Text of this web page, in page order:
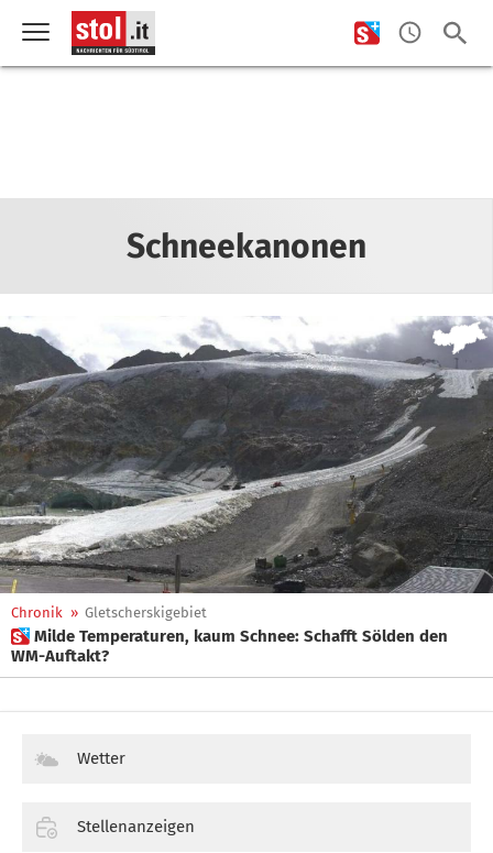
Schneekanonen
Chronik » Gletscherskigebiet
 Milde Temperaturen, kaum Schnee: Schafft Sölden den
WM-Auftakt?
Wetter
Stellenanzeigen